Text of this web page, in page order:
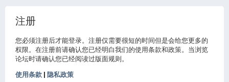
注册
您必须注册后才能登录。注册仅需要很短的时间但是会给您更多的
权限。在注册前请确认您已经明白我们的使用条款和政策。当浏览
论坛时请确认您已经阅读过版面规则。
使用条款 隐私政策